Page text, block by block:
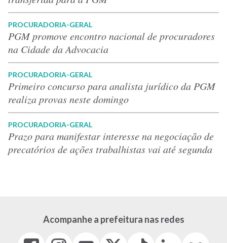
PROCURADORIA-GERAL
PGM promove encontro nacional de procuradores
na Cidade da Advocacia
PROCURADORIA-GERAL
Primeiro concurso para analista jurídico da PGM
realiza provas neste domingo
PROCURADORIA-GERAL
Prazo para manifestar interesse na negociação de
precatórios de ações trabalhistas vai até segunda
Acompanhe a prefeitura nas redes
FacebookInstagram
Tiktok
LinkedIn